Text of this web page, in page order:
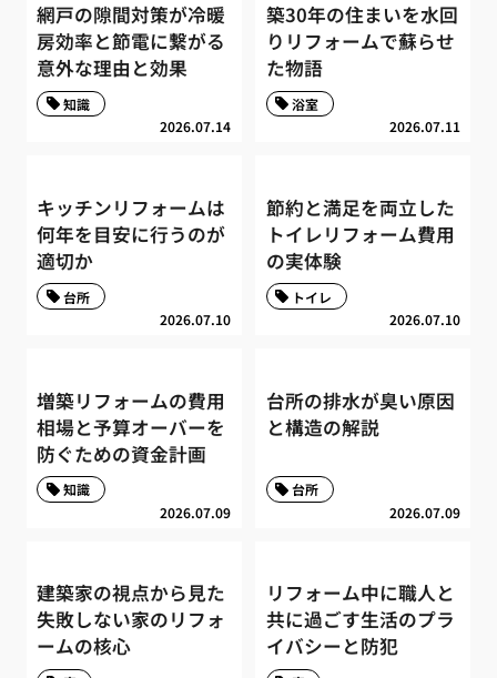
網戸の隙間対策が冷暖
房効率と節電に繋がる
意外な理由と効果
2026.07.14
知識
築30年の住まいを水回
りリフォームで蘇らせ
た物語
2026.07.11
浴室
キッチンリフォームは
何年を目安に行うのが
適切か
2026.07.10
台所
節約と満足を両立した
トイレリフォーム費用
の実体験
2026.07.10
トイレ
増築リフォームの費用
相場と予算オーバーを
防ぐための資金計画
2026.07.09
知識
台所の排水が臭い原因
と構造の解説
2026.07.09
台所
建築家の視点から見た
失敗しない家のリフォ
ームの核心
リフォーム中に職人と
共に過ごす生活のプラ
イバシーと防犯